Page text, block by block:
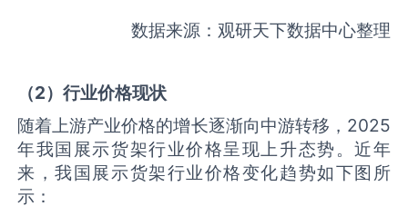
数据来源：观研天下数据中心整理
（2）行业价格现状
随着上游产业价格的增长逐渐向中游转移，2025
年我国展示货架行业价格呈现上升态势。近年
来，我国展示货架行业价格变化趋势如下图所
示：